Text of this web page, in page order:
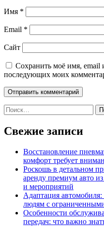
Имя *
Email *
Сайт
Сохранить моё имя, email
последующих моих
Найти:
Свежие записи
Восстановление
комфорт требует
Роскошь в детальном
аренду премиум авто
и мероприятий
Адаптация автомобиля:
людям с
Особенности
передач: что важно